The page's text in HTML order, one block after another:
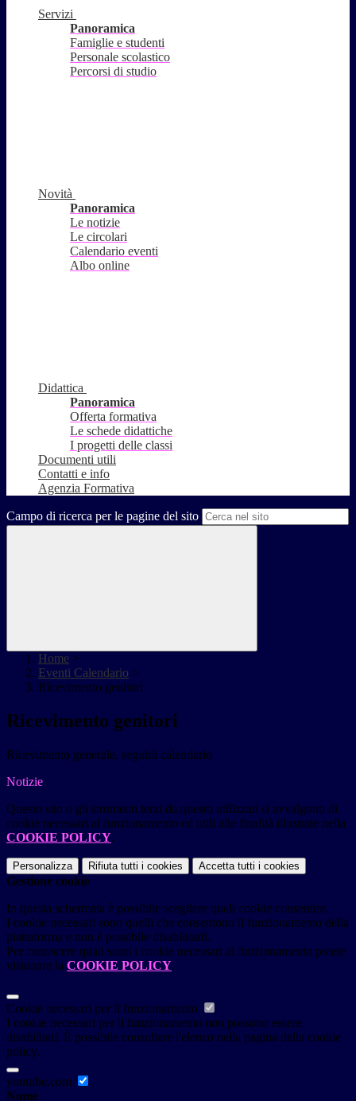
Servizi
Panoramica
Famiglie e studenti
Personale scolastico
Percorsi di studio
Novità
Panoramica
Le notizie
Le circolari
Calendario eventi
Albo online
Didattica
Panoramica
Offerta formativa
Le schede didattiche
I progetti delle classi
Documenti utili
Contatti e info
Agenzia Formativa
Campo di ricerca per le pagine del sito
Home >
Eventi Calendario >
Ricevimento genitori
Ricevimento genitori
Ricevimento generale, seguirà calendario
Notizie
Questo sito o gli strumenti terzi da questo utilizzati si avvalgono di
cookie necessari al funzionamento ed utili alle finalità illustrate nella
COOKIE POLICY.
Personalizza Rifiuta tutti i cookies Accetta tutti i cookies
Gestione cookie
In questa schermata è possibile scegliere quali cookie consentire.
I cookie necessari sono quelli che consentono il funzionamento della
piattaforma e non è possibile disabilitarli.
Per conoscere quali sono i cookie necessari al funzionamento potete
visionare la COOKIE POLICY.
Cookie necessari per il funzionamento
I cookie necessari per il funzionamento non possono essere
disabilitati. È possibile consultare l'elenco nella pagina della cookie
policy.
youtube.com
Nome